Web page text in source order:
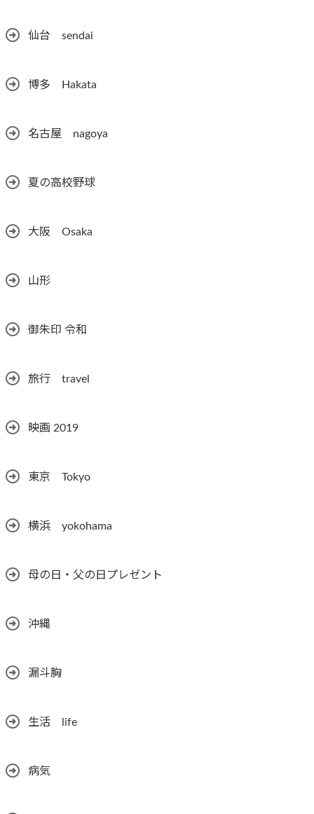
仙台 sendai
博多 Hakata
名古屋 nagoya
夏の高校野球
大阪 Osaka
山形
御朱印 令和
旅行 travel
映画 2019
東京 Tokyo
横浜 yokohama
母の日・父の日プレゼント
沖縄
漏斗胸
生活 life
病気